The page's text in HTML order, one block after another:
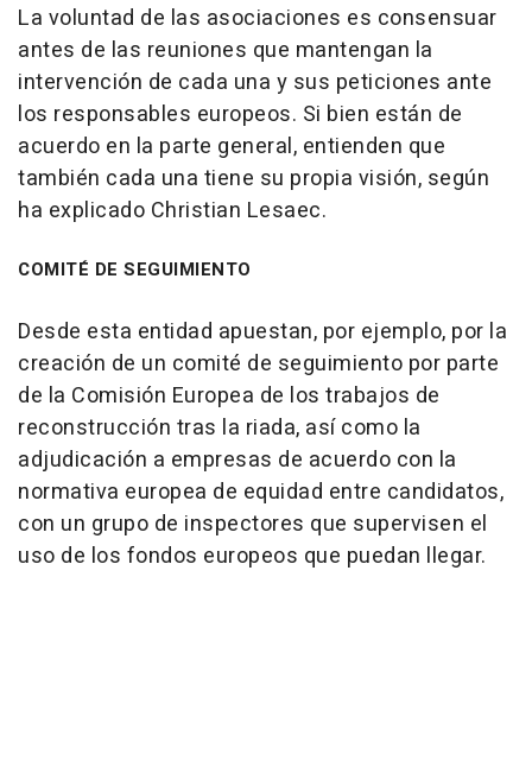
La voluntad de las asociaciones es consensuar
antes de las reuniones que mantengan la
intervención de cada una y sus peticiones ante
los responsables europeos. Si bien están de
acuerdo en la parte general, entienden que
también cada una tiene su propia visión, según
ha explicado Christian Lesaec.
COMITÉ DE SEGUIMIENTO
Desde esta entidad apuestan, por ejemplo, por la
creación de un comité de seguimiento por parte
de la Comisión Europea de los trabajos de
reconstrucción tras la riada, así como la
adjudicación a empresas de acuerdo con la
normativa europea de equidad entre candidatos,
con un grupo de inspectores que supervisen el
uso de los fondos europeos que puedan llegar.